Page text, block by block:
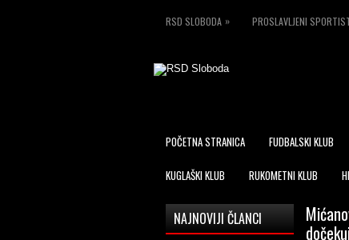
RSD SLOBODA » PROSLAVLJENI
POČETNA STRANICA FUDBALSKI KLUB
KUGLAŠKI KLUB RUKOMETNI KLUB
NAJNOVIJI ČLANCI